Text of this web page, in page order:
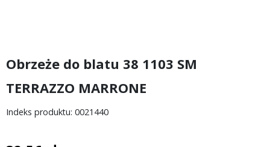
Obrzeże do blatu 38 1103 SM
TERRAZZO MARRONE
Indeks produktu: 0021440